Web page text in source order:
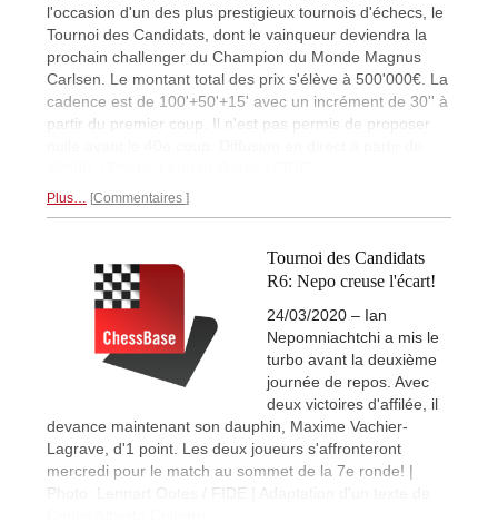
l'occasion d'un des plus prestigieux tournois d'échecs, le
Tournoi des Candidats, dont le vainqueur deviendra la
prochain challenger du Champion du Monde Magnus
Carlsen. Le montant total des prix s'élève à 500'000€. La
cadence est de 100'+50'+15' avec un incrément de 30'' à
partir du premier coup. Il n'est pas permis de proposer
Plus… Commentaires
Tournoi des Candidats
R6: Nepo creuse l'écart!
24/03/2020 – Ian
Nepomniachtchi a mis le
turbo avant la deuxième
journée de repos. Avec
deux victoires d'affilée, il
devance maintenant son dauphin, Maxime Vachier-
Lagrave, d'1 point. Les deux joueurs s'affronteront
mercredi pour le match au sommet de la 7e ronde! |
Photo: Lennart Ootes / FIDE | Adaptation d'un texte de